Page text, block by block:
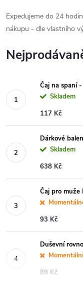
Expedujeme do 24
nákupu - dle vlastního
Čaj na spaní
Skladem
117 Kč
Dárkové
Skladem
638 Kč
Čaj pro muže
93 Kč
Duševní
89 Kč